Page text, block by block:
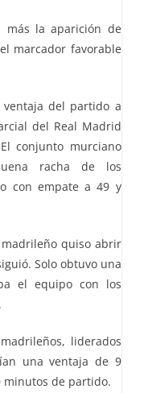
más la aparición de
marcador favorable
del partido a
del Real Madrid
conjunto murciano
racha de los
con empate a 49 y
quiso abrir
Solo obtuvo una
el equipo con los
liderados
una ventaja de 9
de partido.